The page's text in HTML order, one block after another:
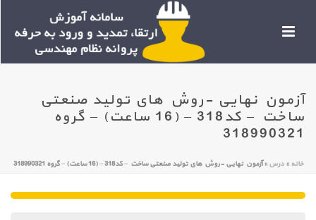
آزمون نهایی -روش های تولید صنعتی
ساخت – کد318 – (16 ساعت) – گروه
318990321
خانه »درس »آزمون نهایی -روش های تولید صنعتی ساخت – کد318 – (16 ساعت) – گروه 318990321